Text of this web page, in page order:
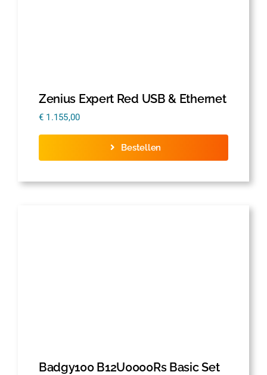
Zenius Expert Red USB & Ethernet
€ 1.155,00
Bestellen
Badgy100 B12U0000Rs Basic Set